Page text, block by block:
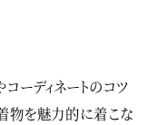
ーディネートのコツ
着物を魅力的に着こな